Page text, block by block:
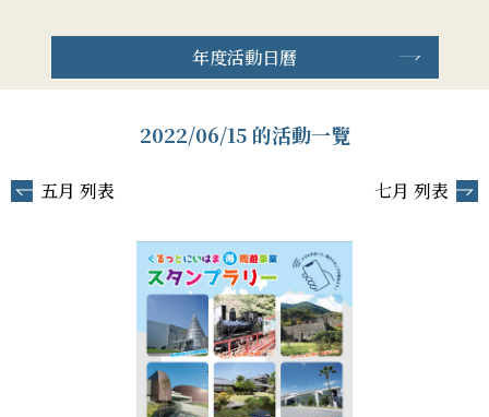
年度活動日曆
2022/06/15 的活動一覽
五月 列表 七月 列表